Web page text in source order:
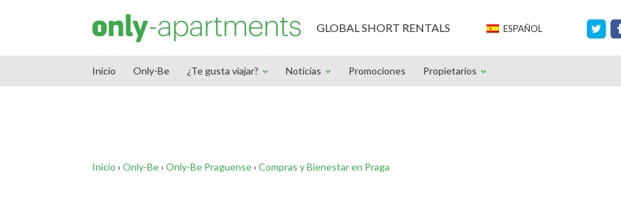
GLOBAL SHORT RENTALS ESPAÑOL
Inicio Only-Be ¿Te gusta viajar? Noticias Promociones Propietarios
Inicio › Only-Be› Only-Be Praguense› Compras y Bienestar en Praga